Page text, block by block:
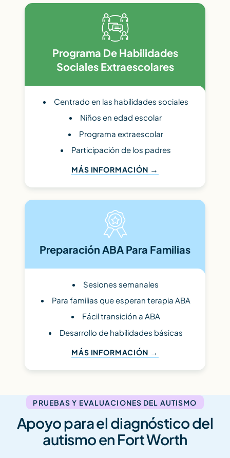
Programa De Habilidades
Sociales Extraescolares
Centrado en las habilidades sociales
Niños en edad escolar
Programa extraescolar
Participación de los padres
MÁS INFORMACIÓN
Preparación ABA Para Familias
Sesiones semanales
Para familias que esperan terapia ABA
Fácil transición a ABA
Desarrollo de habilidades básicas
MÁS INFORMACIÓN
PRUEBAS Y EVALUACIONES DEL AUTISMO
Apoyo para el diagnóstico del
autismo en Fort Worth